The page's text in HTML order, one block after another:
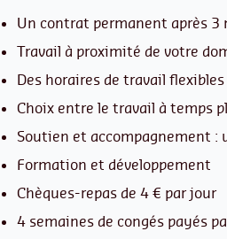
Un contrat permanent après 3
Travail à proximité de votre
Des horaires de travail flexibles
Choix entre le travail à temps
Soutien et accompagnement :
Formation et développement
Chèques-repas de 4 € par jour
4 semaines de congés payés